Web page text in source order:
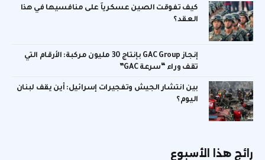
كيف تفوقت الصين عسكرياً على منافسيها في هذا
العقد؟
إنجاز GAC Group بإنتاج 30 مليون مركبة: الأرقام التي
تقف وراء “سرعة GAC”
بين انتشار الجيش وتفجيرات إسرائيل: أين يقف لبنان
اليوم؟
رائج هذا الأسبوع